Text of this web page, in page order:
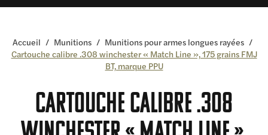
Accueil / Munitions / Munitions pour armes longues rayées /
Cartouche calibre .308 winchester « Match Line », 175 grains FMJ
BT, marque PPU
Cartouche calibre .308